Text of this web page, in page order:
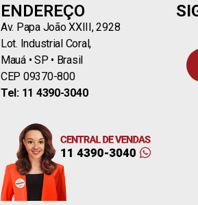
ENDEREÇO
Av. Papa João XXIII, 2928
Lot. Industrial Coral,
Mauá • SP • Brasil
CEP 09370-800
Tel: 11 4390-3040